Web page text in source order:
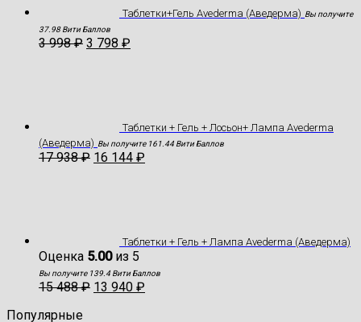
Таблетки+Гель Avederma (Аведерма) Вы получите
37.98 Вити Баллов
3 998₽ 3 798 ₽
Таблетки + Гель + Лосьон+ Лампа Avederma
(Аведерма) Вы получите 161.44 Вити Баллов
17 938₽ 16 144 ₽
Таблетки + Гель + Лампа Avederma (Аведерма)
Оценка 5.00из 5
Вы получите 139.4 Вити Баллов
15 488₽ 13 940 ₽
Популярные